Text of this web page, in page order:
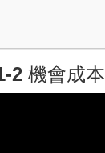
課程總覽
2 機會成本